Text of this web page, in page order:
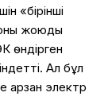
«бірінші
оны жоюды
өндірген
Ал бұл
арзан электр